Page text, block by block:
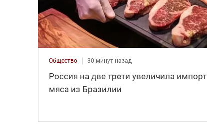
Общество 30 минут назад
Россия на две трети увеличила импорт
мяса из Бразилии